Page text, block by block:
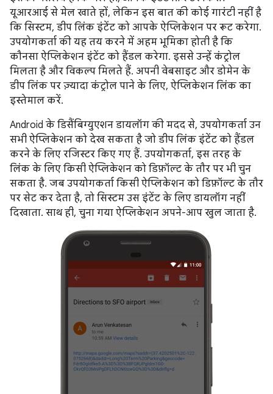
यूआरआई से मेल खाते हों, लेकिन इस बात की कोई गारंटी नहीं है
कि सिस्टम, डीप लिंक इंटेंट को आपके ऐप्लिकेशन पर रूट करेगा.
उपयोगकर्ता की यह तय करने में अहम भूमिका होती है कि
कौनसा ऐप्लिकेशन इंटेंट को हैंडल करेगा. इससे उन्हें कंट्रोल
मिलता है और विकल्प मिलते हैं. अपनी वेबसाइट और डोमेन के
डीप लिंक पर ज़्यादा कंट्रोल पाने के लिए, ऐप्लिकेशन लिंक का
इस्तेमाल करें.
Android के डिसैंबिग्युएशन डायलॉग की मदद से, उपयोगकर्ता उन
सभी ऐप्लिकेशन को देख सकता है जो डीप लिंक इंटेंट को हैंडल
करने के लिए रजिस्टर किए गए हैं. उपयोगकर्ता, इस तरह के
लिंक के लिए किसी ऐप्लिकेशन को डिफ़ॉल्ट के तौर पर भी चुन
सकता है. जब उपयोगकर्ता किसी ऐप्लिकेशन को डिफ़ॉल्ट के तौर
पर सेट कर देता है, तो सिस्टम उस इंटेंट के लिए डायलॉग नहीं
दिखाता. साथ ही, चुना गया ऐप्लिकेशन अपने-आप खुल जाता है.